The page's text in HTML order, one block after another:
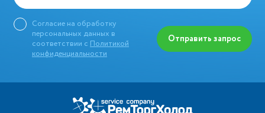
Согласие на обработку
персональных данных в
соответствии с Политикой
конфиденциальности
Отправить запрос